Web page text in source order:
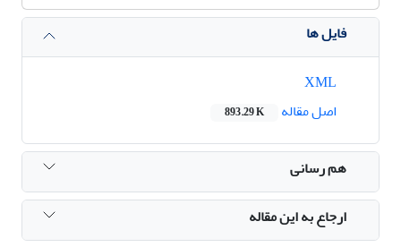
فایل ها
اصل مقاله
893.29 K
هم رسانی
ارجاع به این مقاله